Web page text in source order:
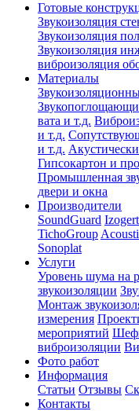
Готовые
Звукоизоляция
Звукоизоляция
Звукоизоляция
виброизоляция
Материалы
вата и т.д.
и т.д.
и т.д.
Гипсокартон и
Промышленная
двери и окна
Производители
SoundGuard
TichoGroup
Sonoplat
Услуги
Уровень шума на
звукоизоляции
Монтаж
измерения
мероприятий
виброизоляции
Фото работ
Информация
Статьи Отзывы
Контакты